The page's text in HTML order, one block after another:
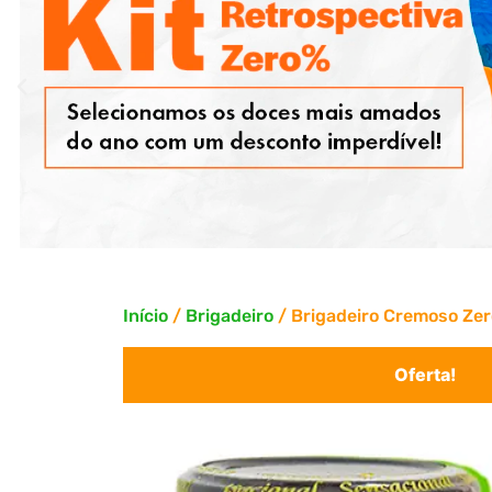
Início / Brigadeiro / Brigadeiro Cremoso
Oferta!